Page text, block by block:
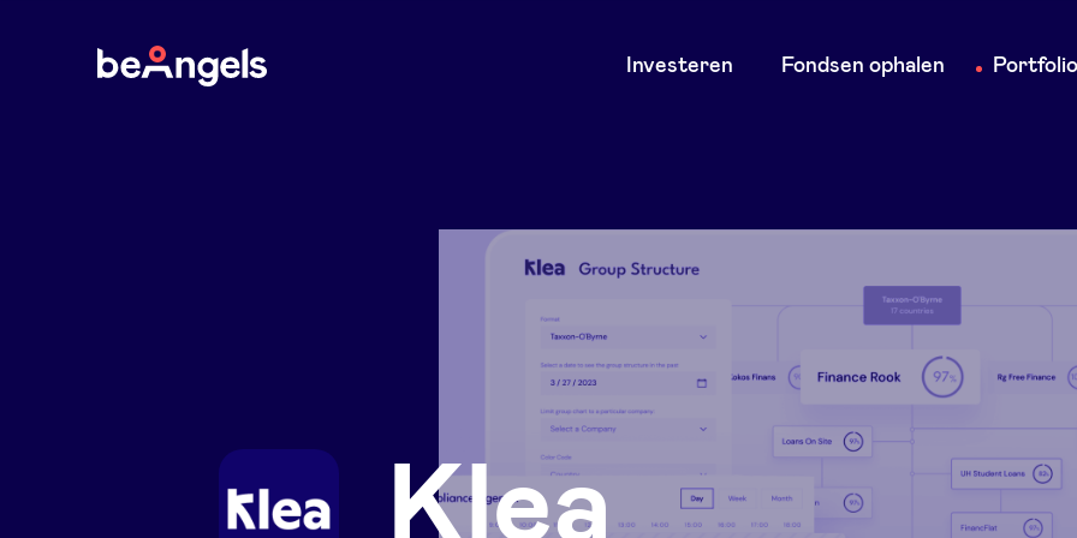
BeAngels
Main
Investeren Fondsen ophalen Portfolio
Klea